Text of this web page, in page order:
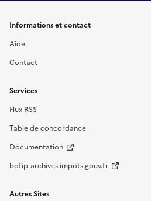
Informations et contact
Aide
Contact
Services
Flux RSS
Table de concordance
Documentation
bofip-archives.impots.gouv.fr
Autres Sites